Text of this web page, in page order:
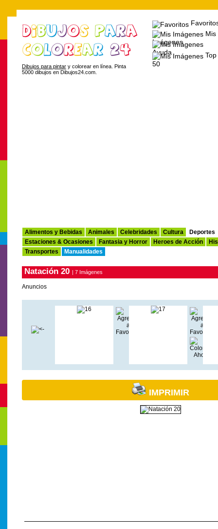
Dibujos para pintar y colorear en línea. Pinta
5000 dibujos en Dibujos24.com.
Mis
Imágenes
Ayuda
Top
50
Alimentos y Bebidas Animales Celebridades Cultura
Deportes
Estaciones & Ocasiones
Fantasia y Horror Heroes de Acción
Transportes
Manualidades
Natación 20 | 7 Imágenes
Anuncios
IMPRIMIR